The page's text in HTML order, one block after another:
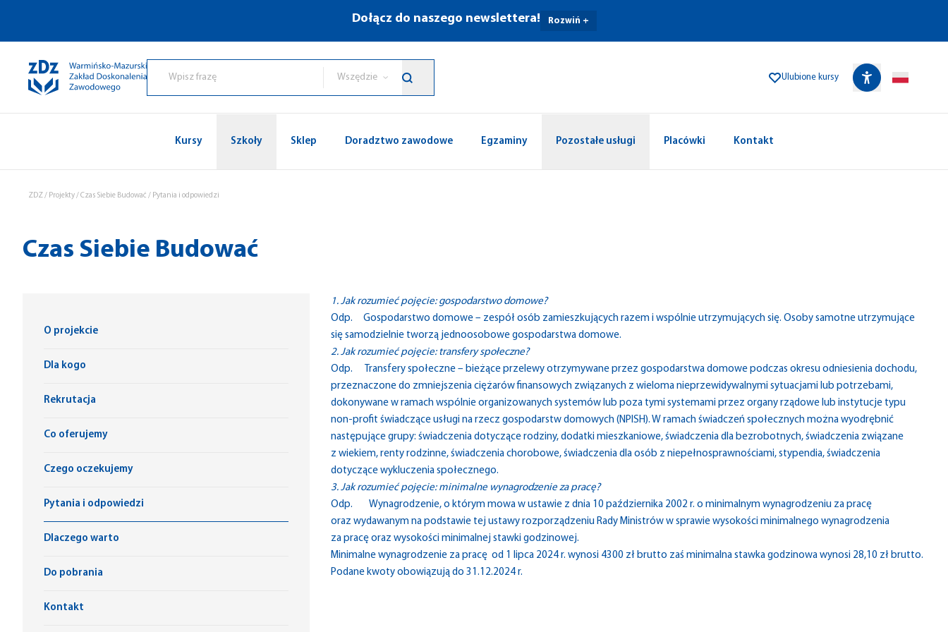
Dołącz do naszego newslettera! Rozwiń +
Wszędzie Ulubione kursy
Kursy Szkoły Sklep Doradztwo zawodowe Egzaminy Pozostałe usługi Placówki Kontakt
ZDZ/ Projekty/ Czas Siebie Budować / Pytania i odpowiedzi
Czas Siebie Budować
O projekcie
Dla kogo
Rekrutacja
Co oferujemy
Czego oczekujemy
Pytania i odpowiedzi
Dlaczego warto
Do pobrania
Kontakt
1. Jak rozumieć pojęcie: gospodarstwo domowe?
Odp. Gospodarstwo domowe – zespół osób zamieszkujących razem i wspólnie utrzymujących się. Osoby samotne utrzymujące
się samodzielnie tworzą jednoosobowe gospodarstwa domowe.
2. Jak rozumieć pojęcie: transfery społeczne?
Odp. Transfery społeczne – bieżące przelewy otrzymywane przez gospodarstwa domowe podczas okresu odniesienia dochodu,
przeznaczone do zmniejszenia ciężarów finansowych związanych z wieloma nieprzewidywalnymi sytuacjami lub potrzebami,
dokonywane w ramach wspólnie organizowanych systemów lub poza tymi systemami przez organy rządowe lub instytucje typu
non-profit świadczące usługi na rzecz gospodarstw domowych (NPISH). W ramach świadczeń społecznych można wyodrębnić
następujące grupy: świadczenia dotyczące rodziny, dodatki mieszkaniowe, świadczenia dla bezrobotnych, świadczenia związane
z wiekiem, renty rodzinne, świadczenia chorobowe, świadczenia dla osób z niepełnosprawnościami, stypendia, świadczenia
dotyczące wykluczenia społecznego.
3. Jak rozumieć pojęcie: minimalne wynagrodzenie za pracę?
Odp. Wynagrodzenie, o którym mowa w ustawie z dnia 10 października 2002 r. o minimalnym wynagrodzeniu za pracę
oraz wydawanym na podstawie tej ustawy rozporządzeniu Rady Ministrów w sprawie wysokości minimalnego wynagrodzenia
za pracę oraz wysokości minimalnej stawki godzinowej.
Minimalne wynagrodzenie za pracę od 1 lipca 2024 r. wynosi 4300 zł brutto zaś minimalna stawka godzinowa wynosi 28,10 zł brutto.
Podane kwoty obowiązują do 31.12.2024 r.